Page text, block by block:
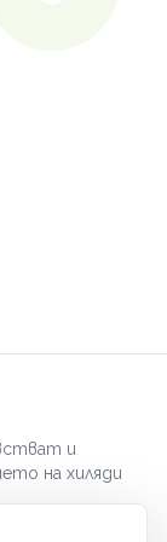
и
на хиляди